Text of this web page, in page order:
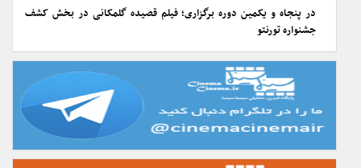
در پنجاه و یکمین دوره برگزاری؛ فیلم قصیده گلمکانی در بخش کشف
جشنواره تورنتو